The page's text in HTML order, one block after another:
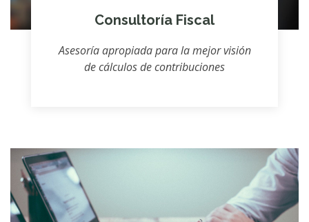
Consultoría Fiscal
Asesoría apropiada para la mejor visión
de cálculos de contribuciones